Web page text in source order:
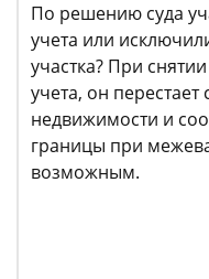
По решению суда
учета или
участка? При
учета, он перестает
недвижимости и
границы при
возможным.